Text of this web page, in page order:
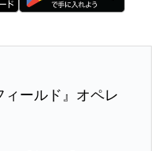
ィールド』オペレ